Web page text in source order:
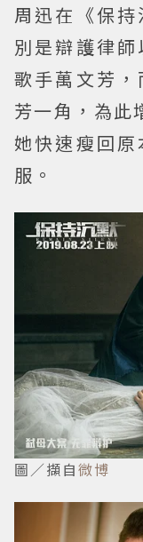
周迅在《保
別是辯護律
歌手萬文芳
芳一角，為此
她快速瘦回
服。
圖／擷自微博